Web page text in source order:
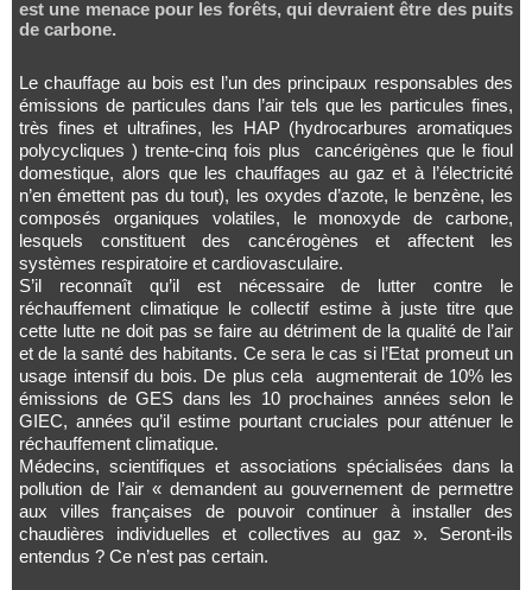
est une menace pour les forêts, qui devraient être des puits
de carbone.
Le chauffage au bois est l’un des principaux responsables des
émissions de particules dans l’air tels que les particules fines,
très fines et ultrafines, les HAP (hydrocarbures aromatiques
polycycliques ) trente-cinq fois plus cancérigènes que le fioul
domestique, alors que les chauffages au gaz et à l’électricité
n’en émettent pas du tout), les oxydes d’azote, le benzène, les
composés organiques volatiles, le monoxyde de carbone,
lesquels constituent des cancérogènes et affectent les
systèmes respiratoire et cardiovasculaire.
S’il reconnaît qu’il est nécessaire de lutter contre le
réchauffement climatique le collectif estime à juste titre que
cette lutte ne doit pas se faire au détriment de la qualité de l’air
et de la santé des habitants. Ce sera le cas si l’Etat promeut un
usage intensif du bois. De plus cela augmenterait de 10% les
émissions de GES dans les 10 prochaines années selon le
GIEC, années qu’il estime pourtant cruciales pour atténuer le
réchauffement climatique.
Médecins, scientifiques et associations spécialisées dans la
pollution de l’air « demandent au gouvernement de permettre
aux villes françaises de pouvoir continuer à installer des
chaudières individuelles et collectives au gaz ». Seront-ils
entendus ? Ce n’est pas certain.